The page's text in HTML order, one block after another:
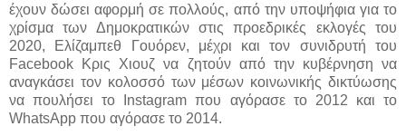
έχουν δώσει αφορμή σε πολλούς, από την υποψήφια για το
χρίσμα των Δημοκρατικών στις προεδρικές εκλογές του
2020, Ελίζαμπεθ Γουόρεν, μέχρι και τον συνιδρυτή του
Facebook Κρις Χιουζ να ζητούν από την κυβέρνηση να
αναγκάσει τον κολοσσό των μέσων κοινωνικής δικτύωσης
να πουλήσει το Instagram που αγόρασε το 2012 και το
WhatsApp που αγόρασε το 2014.